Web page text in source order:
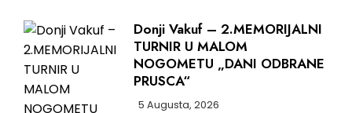
Donji Vakuf – 2.MEMORIJALNI
TURNIR U MALOM
NOGOMETU „DANI ODBRANE
PRUSCA“
5 Augusta, 2026